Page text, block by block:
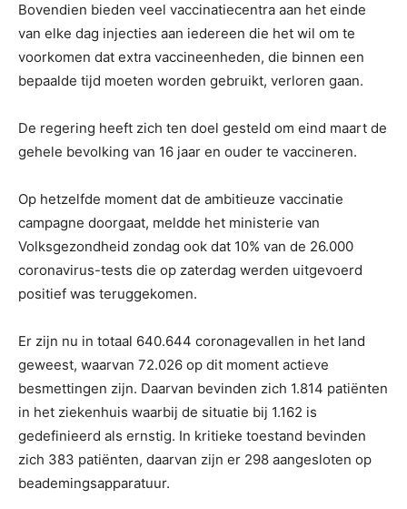
Bovendien bieden veel vaccinatiecentra aan het einde
van elke dag injecties aan iedereen die het wil om te
voorkomen dat extra vaccineenheden, die binnen een
bepaalde tijd moeten worden gebruikt, verloren gaan.
De regering heeft zich ten doel gesteld om eind maart de
gehele bevolking van 16 jaar en ouder te vaccineren.
Op hetzelfde moment dat de ambitieuze vaccinatie
campagne doorgaat, meldde het ministerie van
Volksgezondheid zondag ook dat 10% van de 26.000
coronavirus-tests die op zaterdag werden uitgevoerd
positief was teruggekomen.
Er zijn nu in totaal 640.644 coronagevallen in het land
geweest, waarvan 72.026 op dit moment actieve
besmettingen zijn. Daarvan bevinden zich 1.814 patiënten
in het ziekenhuis waarbij de situatie bij 1.162 is
gedefinieerd als ernstig. In kritieke toestand bevinden
zich 383 patiënten, daarvan zijn er 298 aangesloten op
beademingsapparatuur.